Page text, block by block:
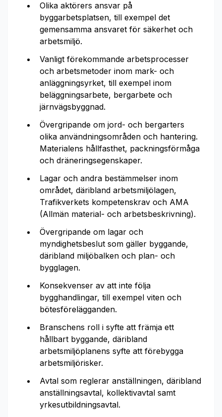
Olika aktörers ansvar på
byggarbetsplatsen, till exempel det
gemensamma ansvaret för säkerhet och
arbetsmiljö.
Vanligt förekommande arbetsprocesser
och arbetsmetoder inom mark- och
anläggningsyrket, till exempel inom
beläggningsarbete, bergarbete och
järnvägsbyggnad.
Övergripande om jord- och bergarters
olika användningsområden och hantering.
Materialens hållfasthet, packningsförmåga
och dräneringsegenskaper.
Lagar och andra bestämmelser inom
området, däribland arbetsmiljölagen,
Trafikverkets kompetenskrav och AMA
(Allmän material- och arbetsbeskrivning).
Övergripande om lagar och
myndighetsbeslut som gäller byggande,
däribland miljöbalken och plan- och
bygglagen.
Konsekvenser av att inte följa
bygghandlingar, till exempel viten och
bötesförelägganden.
Branschens roll i syfte att främja ett
hållbart byggande, däribland
arbetsmiljöplanens syfte att förebygga
arbetsmiljörisker.
Avtal som reglerar anställningen, däribland
anställningsavtal, kollektivavtal samt
yrkesutbildningsavtal.